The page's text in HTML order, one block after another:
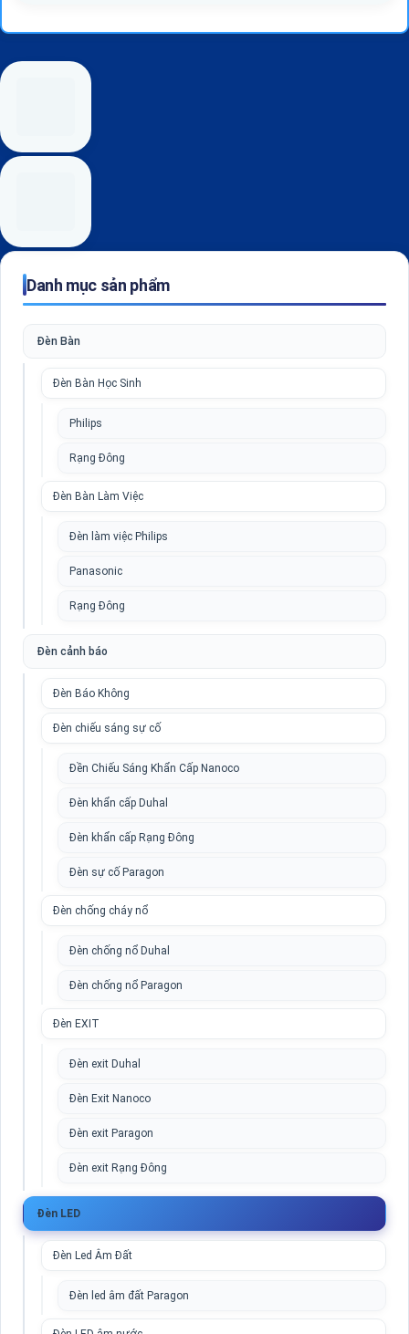
Danh mục sản phẩm
Đèn Bàn
Đèn Bàn Học Sinh
Philips
Rạng Đông
Đèn Bàn Làm Việc
Đèn làm việc Philips
Panasonic
Rạng Đông
Đèn cảnh báo
Đèn Báo Không
Đèn chiếu sáng sự cố
Đền Chiếu Sáng Khẩn Cấp Nanoco
Đèn khẩn cấp Duhal
Đèn khẩn cấp Rạng Đông
Đèn sự cố Paragon
Đèn chống cháy nổ
Đèn chống nổ Duhal
Đèn chống nổ Paragon
Đèn EXIT
Đèn exit Duhal
Đèn Exit Nanoco
Đèn exit Paragon
Đèn exit Rạng Đông
Đèn LED
Đèn Led Âm Đất
Đèn led âm đất Paragon